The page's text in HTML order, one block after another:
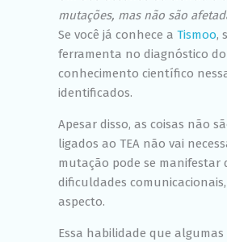
mutações, mas não são
Se você já conhece a Tismoo,
ferramenta no diagnóstico
conhecimento científico
identificados.
Apesar disso, as coisas não
ligados ao TEA não vai
mutação pode se
dificuldades
aspecto.
Essa habilidade que